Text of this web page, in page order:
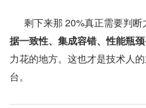
剩下来那 20%真正需要
据一致性、集成容错、性能瓶颈
力花的地方。这也才是技术人
台。